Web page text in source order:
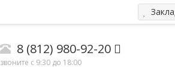
8 (812) 980-92-20
звоните с 9:30 до 18:00